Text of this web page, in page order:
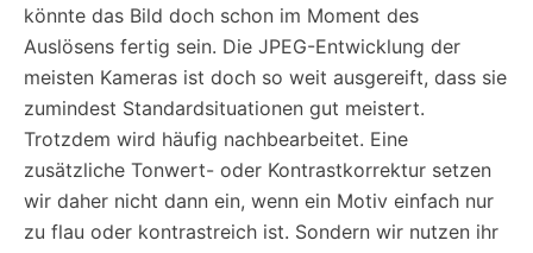
könnte das Bild doch schon im Moment des
Auslösens fertig sein. Die JPEG-Entwicklung der
meisten Kameras ist doch so weit ausgereift, dass sie
zumindest Standardsituationen gut meistert.
Trotzdem wird häufig nachbearbeitet. Eine
zusätzliche Tonwert- oder Kontrastkorrektur setzen
wir daher nicht dann ein, wenn ein Motiv einfach nur
zu flau oder kontrastreich ist. Sondern wir nutzen ihr